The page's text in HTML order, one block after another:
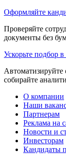
Оформляйте
Проверяйте
документы без
Ускорьте подбор
Автоматизируйте
собирайте
О компании
Наши
Партнерам
Реклама на
Новости и
Инвесторам
Кандидаты